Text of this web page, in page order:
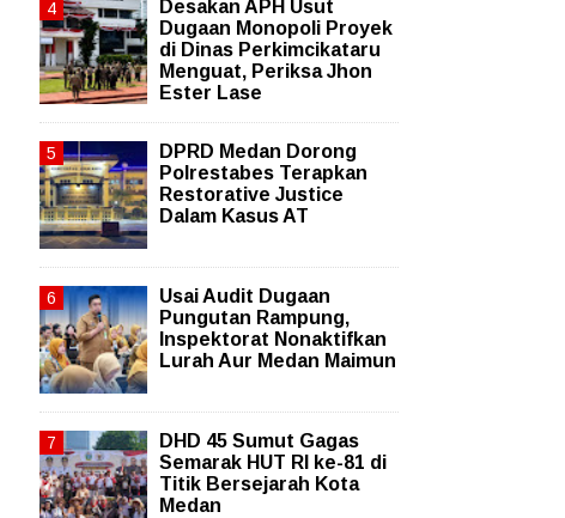
Desakan APH Usut
Dugaan Monopoli Proyek
di Dinas Perkimcikataru
Menguat, Periksa Jhon
Ester Lase
DPRD Medan Dorong
Polrestabes Terapkan
Restorative Justice
Dalam Kasus AT
Usai Audit Dugaan
Pungutan Rampung,
Inspektorat Nonaktifkan
Lurah Aur Medan Maimun
DHD 45 Sumut Gagas
Semarak HUT RI ke-81 di
Titik Bersejarah Kota
Medan